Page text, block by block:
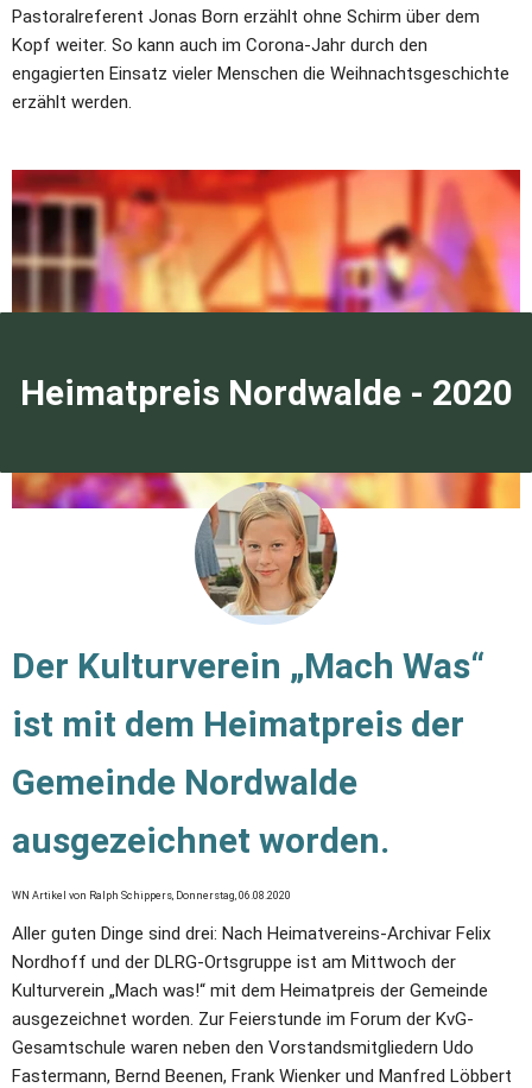
Pastoralreferent Jonas Born erzählt ohne Schirm über dem
Kopf weiter. So kann auch im Corona-Jahr durch den
engagierten Einsatz vieler Menschen die Weihnachtsgeschichte
erzählt werden.
Maria und Josef an der Krippe Foto: Sigrid Terstegge
Heimatpreis Nordwalde - 2020
Der Kulturverein „Mach Was“
ist mit dem Heimatpreis der
Gemeinde Nordwalde
ausgezeichnet worden.
WN Artikel von Ralph Schippers, Donnerstag, 06.08.2020
Aller guten Dinge sind drei: Nach Heimatvereins-Archivar Felix
Nordhoff und der DLRG-Ortsgruppe ist am Mittwoch der
Kulturverein „Mach was!“ mit dem Heimatpreis der Gemeinde
ausgezeichnet worden. Zur Feierstunde im Forum der KvG-
Gesamtschule waren neben den Vorstandsmitgliedern Udo
Fastermann, Bernd Beenen, Frank Wienker und Manfred Löbbert